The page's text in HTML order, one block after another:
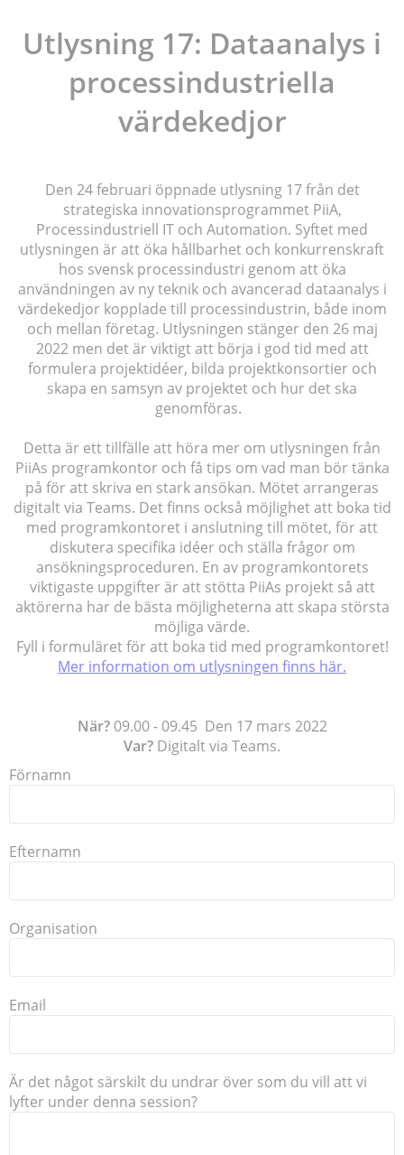
Utlysning 17: Dataanalys i
processindustriella
värdekedjor
Den 24 februari öppnade utlysning 17 från det
strategiska innovationsprogrammet PiiA,
Processindustriell IT och Automation. Syftet med
utlysningen är att öka hållbarhet och konkurrenskraft
hos svensk processindustri genom att öka
användningen av ny teknik och avancerad dataanalys i
värdekedjor kopplade till processindustrin, både inom
och mellan företag. Utlysningen stänger den 26 maj
2022 men det är viktigt att börja i god tid med att
formulera projektidéer, bilda projektkonsortier och
skapa en samsyn av projektet och hur det ska
genomföras.
Detta är ett tillfälle att höra mer om utlysningen från
PiiAs programkontor och få tips om vad man bör tänka
på för att skriva en stark ansökan. Mötet arrangeras
digitalt via Teams. Det finns också möjlighet att boka tid
med programkontoret i anslutning till mötet, för att
diskutera specifika idéer och ställa frågor om
ansökningsproceduren. En av programkontorets
viktigaste uppgifter är att stötta PiiAs projekt så att
aktörerna har de bästa möjligheterna att skapa största
möjliga värde.
Fyll i formuläret för att boka tid med programkontoret!
Mer information om utlysningen finns här.
När?09.00 - 09.45 Den 17 mars 2022
Var? Digitalt via Teams.
Förnamn
Efternamn
Organisation
Email
Är det något särskilt du undrar över som du vill att vi
lyfter under denna session?